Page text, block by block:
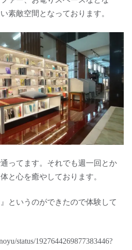
素敵空間となっております。
ってます。それでも週一回とか
と心を癒やしております。
というのができたので体験して
status/1927644269877383446?